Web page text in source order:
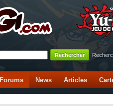
Forums News Articles